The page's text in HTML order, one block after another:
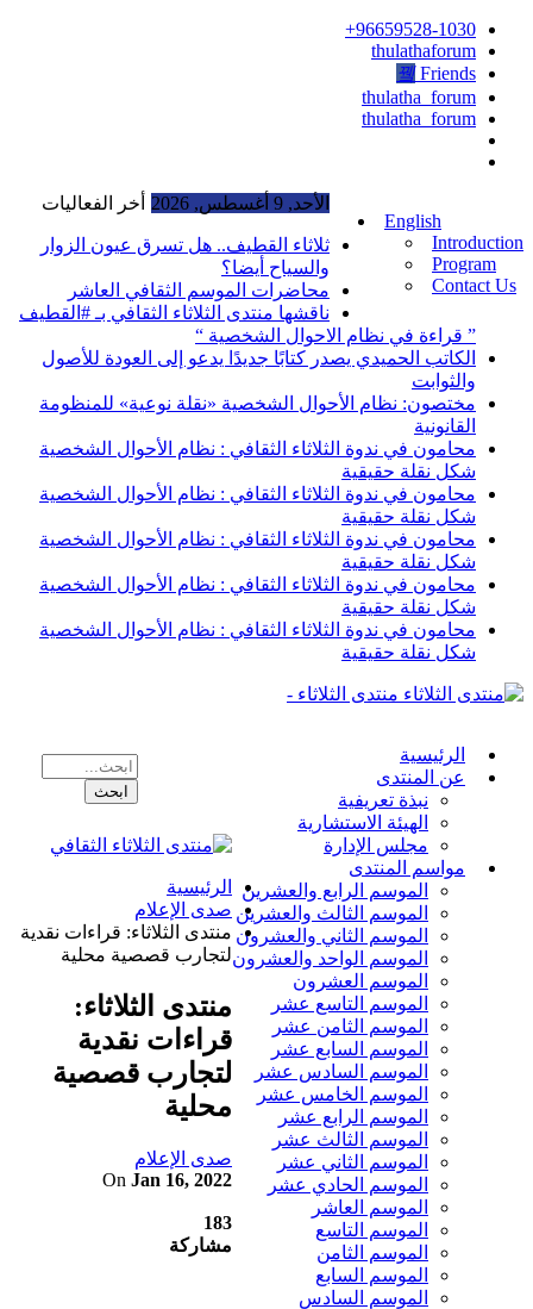
96659528-1030+
thulathaforum
Friends
thulatha_forum
thulatha_forum
English
Introduction
Program
Contact Us
الأحد, 9 أغسطس, 2026 أخر الفعاليات
ثلاثاء القطيف.. هل تسرق عيون الزوار
والسياح أيضا؟
محاضرات الموسم الثقافي العاشر
ناقشها منتدى الثلاثاء الثقافي بـ #القطيف
” قراءة في نظام الاحوال الشخصية “
الكاتب الحميدي يصدر كتابًا جديدًا يدعو إلى العودة للأصول
والثوابت
مختصون: نظام الأحوال الشخصية «نقلة نوعية» للمنظومة
القانونية
محامون في ندوة الثلاثاء الثقافي : نظام الأحوال الشخصية
شكل نقلة حقيقية
محامون في ندوة الثلاثاء الثقافي : نظام الأحوال الشخصية
شكل نقلة حقيقية
محامون في ندوة الثلاثاء الثقافي : نظام الأحوال الشخصية
شكل نقلة حقيقية
محامون في ندوة الثلاثاء الثقافي : نظام الأحوال الشخصية
شكل نقلة حقيقية
محامون في ندوة الثلاثاء الثقافي : نظام الأحوال الشخصية
شكل نقلة حقيقية
منتدى الثلاثاء -
الرئيسية
عن المنتدى
نبذة تعريفية
الهيئة الاستشارية
مجلس الإدارة
مواسم المنتدى
الموسم الرابع والعشرين
الموسم الثالث والعشرين
الموسم الثاني والعشرون
الموسم الواحد والعشرون
الموسم العشرون
الموسم التاسع عشر
الموسم الثامن عشر
الموسم السابع عشر
الموسم السادس عشر
الموسم الخامس عشر
الموسم الرابع عشر
الموسم الثالث عشر
الموسم الثاني عشر
الموسم الحادي عشر
الموسم العاشر
الموسم التاسع
الموسم الثامن
الموسم السابع
الموسم السادس
الرئيسية
صدى الإعلام
منتدى الثلاثاء: قراءات نقدية
لتجارب قصصية محلية
منتدى الثلاثاء:
قراءات نقدية
لتجارب قصصية
محلية
صدى الإعلام
On Jan 16, 2022
183
مشاركة